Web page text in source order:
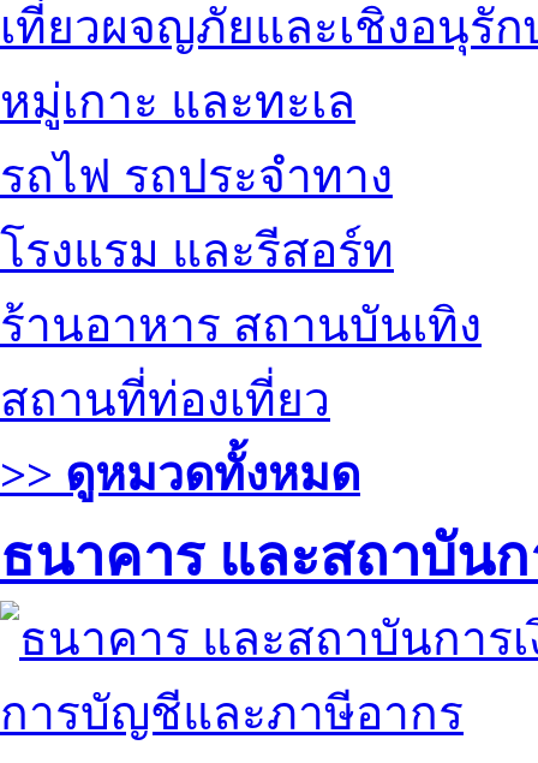
เที่ยวผจญภัยและเชิงอนุรัก
หมู่เกาะ และทะเล
รถไฟ รถประจำทาง
โรงแรม และรีสอร์ท
ร้านอาหาร สถานบันเทิง
สถานที่ท่องเที่ยว
>> ดูหมวดทั้งหมด
ธนาคาร และสถาบันก
การบัญชีและภาษีอากร